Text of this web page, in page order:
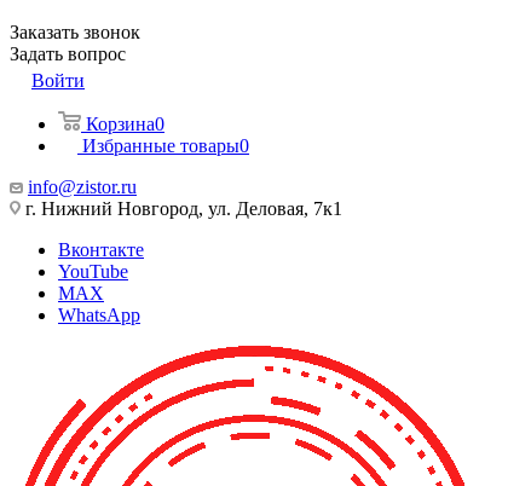
Заказать звонок
Задать вопрос
Войти
Корзина0
Избранные товары0
info@zistor.ru
г. Нижний Новгород, ул. Деловая, 7к1
Вконтакте
YouTube
MAX
WhatsApp